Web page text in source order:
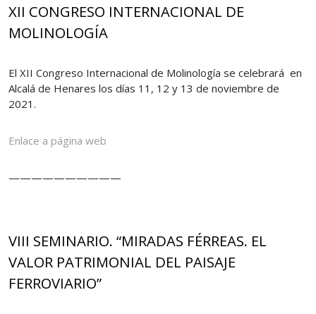
XII CONGRESO INTERNACIONAL DE
MOLINOLOGÍA
El XII Congreso Internacional de Molinología se celebrará en
Alcalá de Henares los días 11, 12 y 13 de noviembre de
2021.
Enlace a página web
——————————
VIII SEMINARIO. “MIRADAS FÉRREAS. EL
VALOR PATRIMONIAL DEL PAISAJE
FERROVIARIO”